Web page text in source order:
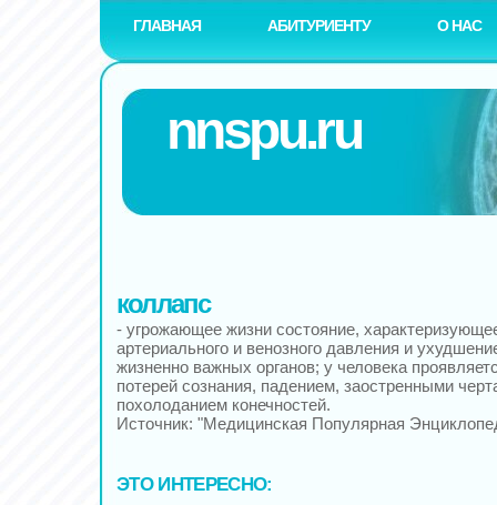
ГЛАВНАЯ АБИТУРИЕНТУ О НАС
nnspu.ru
коллапс
- угрожающее жизни состояние,
артериального и венозного давления и
жизненно важных органов; у человека
потерей сознания, падением, заостренными
похолоданием конечностей.
Источник: "Медицинская Популярная
ЭТО ИНТЕРЕСНО: